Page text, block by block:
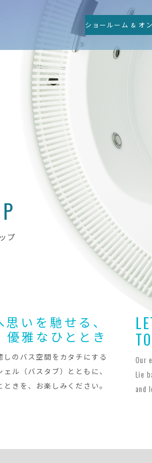
ショールーム & オ
プ
いを馳せる、
優雅なひととき
のバス空間をカタチにする
ル（バスタブ）とともに、
きを、お楽しみください。
Our
Lie
and